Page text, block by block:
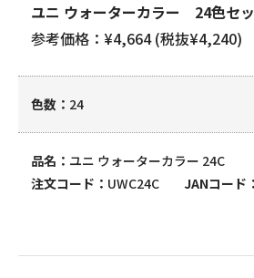
ユニ ウォーターカラー 24色セ
参考価格：¥4,664 (税抜¥4,240)
色数 24
品名
ユニ ウォーターカラー 24C
注文コード
UWC24C JANコード